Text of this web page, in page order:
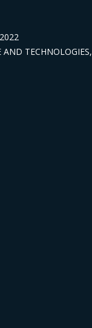
2022
AND TECHNOLOGIES,